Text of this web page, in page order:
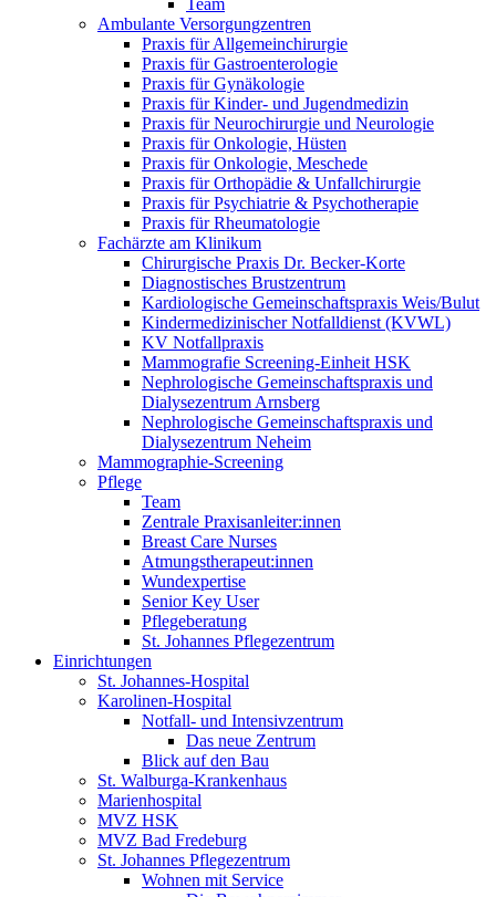
Team
Ambulante Versorgungzentren
Praxis für Allgemeinchirurgie
Praxis für Gastroenterologie
Praxis für Gynäkologie
Praxis für Kinder- und Jugendmedizin
Praxis für Neurochirurgie und Neurologie
Praxis für Onkologie, Hüsten
Praxis für Onkologie, Meschede
Praxis für Orthopädie & Unfallchirurgie
Praxis für Psychiatrie & Psychotherapie
Praxis für Rheumatologie
Fachärzte am Klinikum
Chirurgische Praxis Dr. Becker-Korte
Diagnostisches Brustzentrum
Kardiologische Gemeinschaftspraxis Weis/Bulut
Kindermedizinischer Notfalldienst (KVWL)
KV Notfallpraxis
Mammografie Screening-Einheit HSK
Nephrologische Gemeinschaftspraxis und
Dialysezentrum Arnsberg
Nephrologische Gemeinschaftspraxis und
Dialysezentrum Neheim
Mammographie-Screening
Pflege
Team
Zentrale Praxisanleiter:innen
Breast Care Nurses
Atmungstherapeut:innen
Wundexpertise
Senior Key User
Pflegeberatung
St. Johannes Pflegezentrum
Einrichtungen
St. Johannes-Hospital
Karolinen-Hospital
Notfall- und Intensivzentrum
Das neue Zentrum
Blick auf den Bau
St. Walburga-Krankenhaus
Marienhospital
MVZ HSK
MVZ Bad Fredeburg
St. Johannes Pflegezentrum
Wohnen mit Service